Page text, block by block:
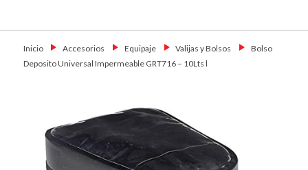
Motoshop
Ezeiza
Inicio→ Accesorios → Equipaje→ Valijas y Bolsos →
Bolso
Deposito Universal Impermeable GRT716 – 10Lts l